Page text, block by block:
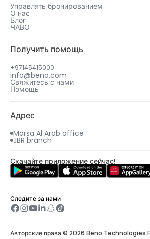
Управлять бронированием
О нас
Блог
ЧАВО
Получить помощь
+97145415000
info@beno.com
Свяжитесь с нами
Помощь
Адрес
Marsa Al Arab office
JBR branch
Скачайте приложение сейчас!
Следите за нами
Авторские права © 2026 Beno Technologies